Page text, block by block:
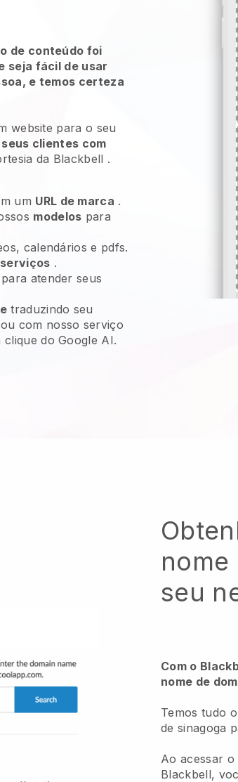
de conteúdo foi
seja fácil de usar
e temos certeza
website para o seu
clientes com
da Blackbell .
um URL de marca .
modelos para
calendários e pdfs.
serviços .
para atender seus
traduzindo seu
com nosso serviço
do Google AI.
nome
seu
Com o
nome de
Temos tudo
de sinagoga
Ao acessar o
Blackbell,